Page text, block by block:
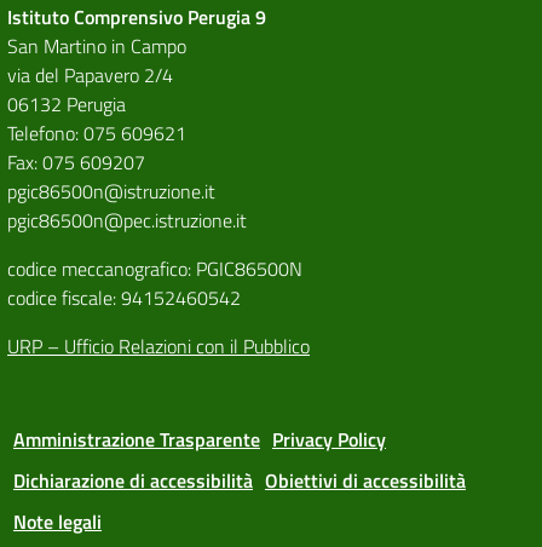
Istituto Comprensivo Perugia 9
San Martino in Campo
via del Papavero 2/4
06132 Perugia
Telefono: 075 609621
Fax: 075 609207
pgic86500n@istruzione.it
pgic86500n@pec.istruzione.it
codice meccanografico: PGIC86500N
codice fiscale: 94152460542
URP – Ufficio Relazioni con il Pubblico
Amministrazione Trasparente Privacy Policy
Dichiarazione di accessibilità Obiettivi di accessibilità
Note legali